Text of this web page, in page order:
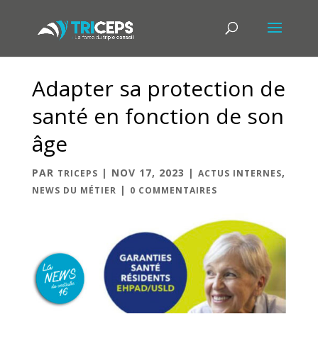
Adapter sa protection de
santé en fonction de son
âge
PAR TRICEPS | NOV 17, 2023 | ACTUS INTERNES,
NEWS DU MÉTIER | 0 COMMENTAIRES